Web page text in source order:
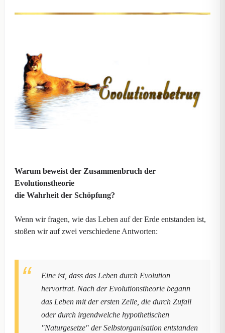
Warum beweist der Zusammenbruch der
Evolutionstheorie
die Wahrheit der Schöpfung?
Wenn wir fragen, wie das Leben auf der Erde entstanden ist,
stoßen wir auf zwei verschiedene Antworten:
Eine ist, dass das Leben durch Evolution
hervortrat. Nach der Evolutionstheorie begann
das Leben mit der ersten Zelle, die durch Zufall
oder durch irgendwelche hypothetischen
"Naturgesetze" der Selbstorganisation entstanden